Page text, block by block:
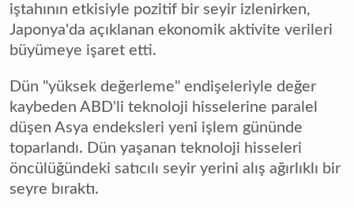
iştahının etkisiyle pozitif bir seyir izlenirken,
Japonya'da açıklanan ekonomik aktivite verileri
büyümeye işaret etti.
Dün "yüksek değerleme" endişeleriyle değer
kaybeden ABD'li teknoloji hisselerine paralel
düşen Asya endeksleri yeni işlem gününde
toparlandı. Dün yaşanan teknoloji hisseleri
öncülüğündeki satıcılı seyir yerini alış ağırlıklı bir
seyre bıraktı.